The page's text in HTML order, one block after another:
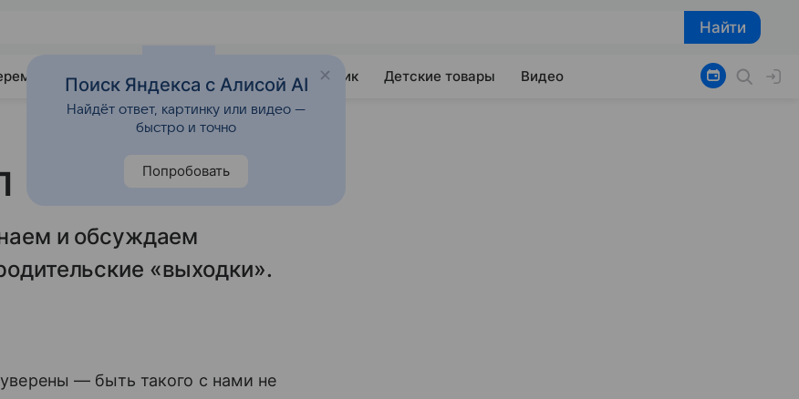
Найти
Найти
Развитие Почемучка Учебник Детские товары Видео
лапку...»
и обсуждаем
«выходки».
— быть такого с нами не
Поиск Яндекса с Алисой AI
Найдёт ответ, картинку или видео —
быстро и точно
Попробовать